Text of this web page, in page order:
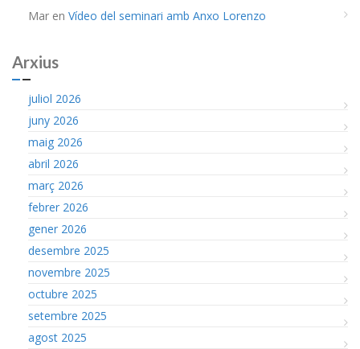
Mar en Vídeo del seminari amb Anxo Lorenzo
Arxius
juliol 2026
juny 2026
maig 2026
abril 2026
març 2026
febrer 2026
gener 2026
desembre 2025
novembre 2025
octubre 2025
setembre 2025
agost 2025